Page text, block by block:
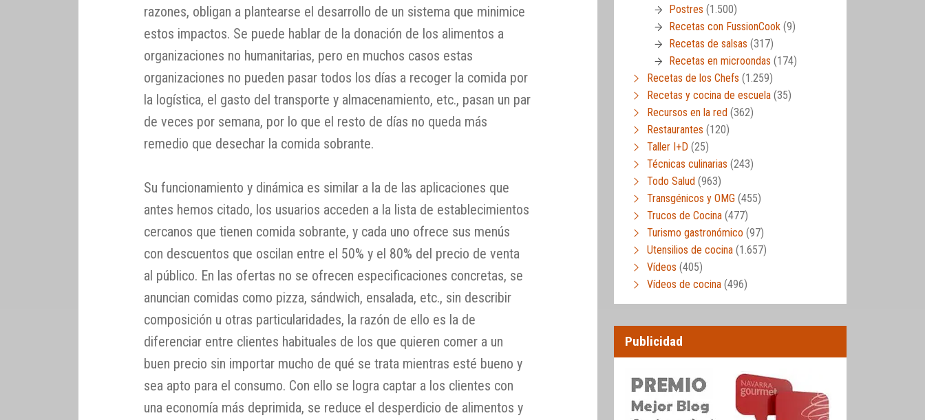
razones, obligan a plantearse el desarrollo de un sistema que minimice
estos impactos. Se puede hablar de la donación de los alimentos a
organizaciones no humanitarias, pero en muchos casos estas
organizaciones no pueden pasar todos los días a recoger la comida por
la logística, el gasto del transporte y almacenamiento, etc., pasan un par
de veces por semana, por lo que el resto de días no queda más
remedio que desechar la comida sobrante.
Su funcionamiento y dinámica es similar a la de las aplicaciones que
antes hemos citado, los usuarios acceden a la lista de establecimientos
cercanos que tienen comida sobrante, y cada uno ofrece sus menús
con descuentos que oscilan entre el 50% y el 80% del precio de venta
al público. En las ofertas no se ofrecen especificaciones concretas, se
anuncian comidas como pizza, sándwich, ensalada, etc., sin describir
composición u otras particularidades, la razón de ello es la de
diferenciar entre clientes habituales de los que quieren comer a un
buen precio sin importar mucho de qué se trata mientras esté bueno y
sea apto para el consumo. Con ello se logra captar a los clientes con
una economía más deprimida, se reduce el desperdicio de alimentos y
Postres (1.500)
Recetas con FussionCook (9)
Recetas de salsas (317)
Recetas en microondas (174)
Recetas de los Chefs (1.259)
Recetas y cocina de escuela (35)
Recursos en la red (362)
Restaurantes (120)
Taller I+D (25)
Técnicas culinarias (243)
Todo Salud (963)
Transgénicos y OMG (455)
Trucos de Cocina (477)
Turismo gastronómico (97)
Utensilios de cocina (1.657)
Vídeos (405)
Vídeos de cocina (496)
Publicidad